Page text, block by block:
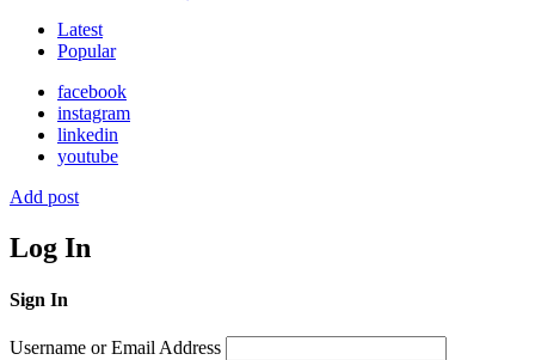
Latest
Popular
facebook
instagram
linkedin
youtube
Add post
Log In
Sign In
Username or Email Address